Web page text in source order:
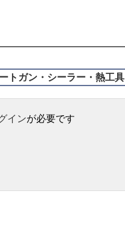
トガン・シーラー・熱工具
インが必要です